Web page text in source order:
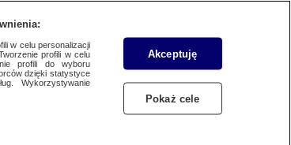
w celu personalizacji
profili w celu
profili do wyboru
dzięki statystyce
Wykorzystywanie
Akceptuję
Pokaż cele